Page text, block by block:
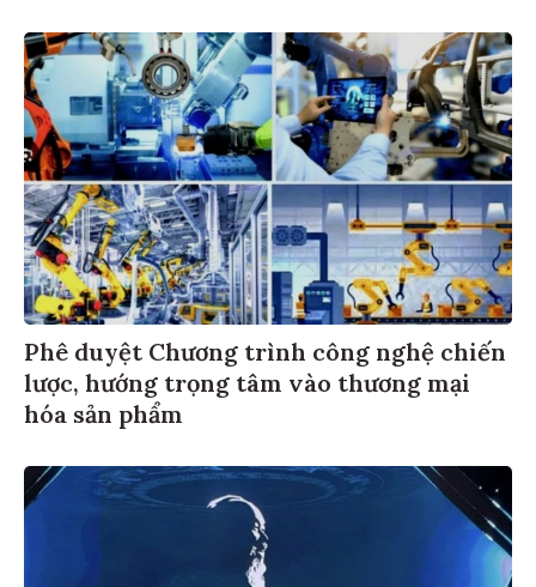
Phê duyệt Chương trình công nghệ chiến
lược, hướng trọng tâm vào thương mại
hóa sản phẩm